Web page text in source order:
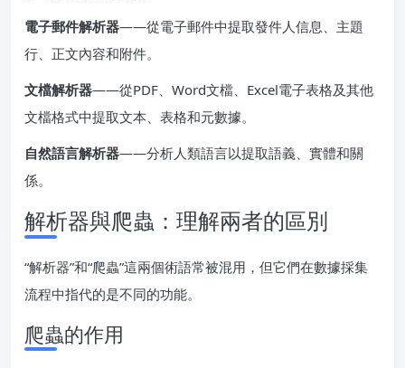
電子郵件解析器——從電子郵件中提取發件人信息、主題
行、正文內容和附件。
文檔解析器——從PDF、Word文檔、Excel電子表格及其他
文檔格式中提取文本、表格和元數據。
自然語言解析器——分析人類語言以提取語義、實體和關
係。
解析器與爬蟲：理解兩者的區別
“解析器”和“爬蟲”這兩個術語常被混用，但它們在數據採集
流程中指代的是不同的功能。
爬蟲的作用